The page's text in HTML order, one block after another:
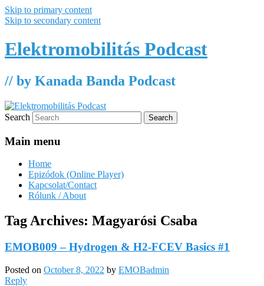
Skip to primary content
Skip to secondary content
Elektromobilitás Podcast
// by Kanada Banda Podcast
Search
Main menu
Home
Epizódok (Online Player)
Kapcsolat/Contact
Rólunk / About
Tag Archives: Magyarósi Csaba
EMOB009 – Hydrogen & H2-FCEV Basics #1
Posted on October 8, 2022 by EMOBadmin
Reply